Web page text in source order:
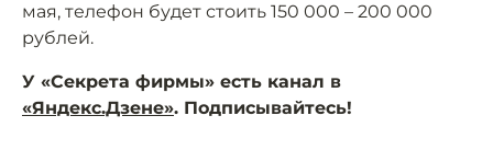
мая, телефон будет стоить 150 000 – 200 000
рублей.
У «Секрета фирмы» есть канал в
«Яндекс.Дзене». Подписывайтесь!